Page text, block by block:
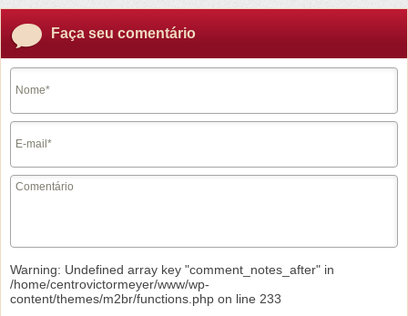
Faça seu comentário
Warning: Undefined array key "comment_notes_after" in
/home/centrovictormeyer/www/wp-
content/themes/m2br/functions.php on line 233